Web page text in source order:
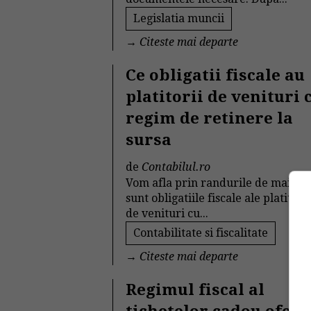
Legislatia muncii
→ Citeste mai departe
Ce obligatii fiscale au
platitorii de venituri
regim de retinere la
sursa
de Contabilul.ro
Vom afla prin randurile de mai jos
sunt obligatiile fiscale ale
de venituri cu...
Contabilitate si fiscalitate
→ Citeste mai departe
Regimul fiscal al